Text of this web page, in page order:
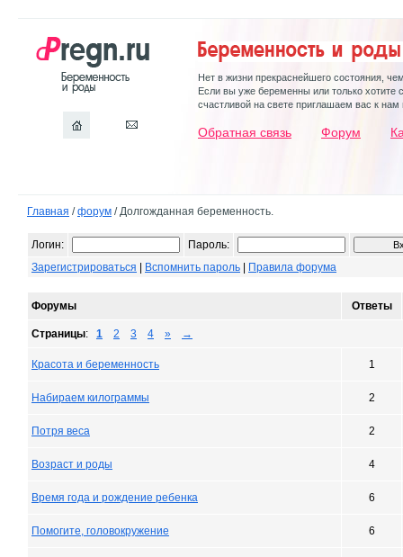
Нет в жизни прекраснейшего состояния,
Если вы уже беременны или только хотите
счастливой на свете приглашаем вас к нам
Обратная связь Форум
Главная /форум / Долгожданная беременность.
Логин:
Пароль:
Зарегистрироваться
Вспомнить пароль Правила форума
Форумы Ответы
Страницы: 1 2 3 4 » →
Красота и беременность 1
Набираем килограммы 2
Потря веса 2
Возраст и роды 4
Время года и рождение ребенка 6
Помогите, головокружение 6